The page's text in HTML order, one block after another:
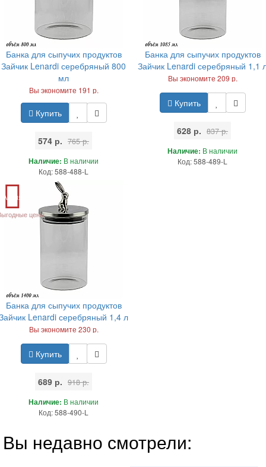
Банка для сыпучих продуктов
Зайчик Lenardi серебряный 800
мл
Вы экономите 191 р.
Купить
574 р. 765 р.
Наличие: В наличии
Код: 588-488-L
Банка для сыпучих продуктов
Зайчик Lenardi серебряный 1,1
Вы экономите 209 р.
Купить
628 р. 837 р.
Наличие: В наличии
Код: 588-489-L
Акция
цены
Банка для сыпучих продуктов
Lenardi серебряный 1,4 л
Вы экономите 230 р.
Купить
689 р. 918 р.
Наличие: В наличии
Код: 588-490-L
Вы недавно смотрели: